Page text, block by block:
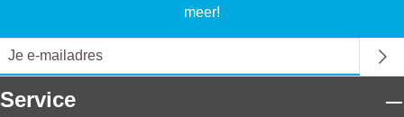
meer!
Service